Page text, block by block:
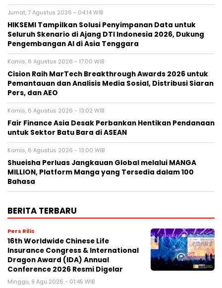
Jumat, 7 Agustus 2026 - 04:14 WIB
HIKSEMI Tampilkan Solusi Penyimpanan Data untuk
Seluruh Skenario di Ajang DTI Indonesia 2026, Dukung
Pengembangan AI di Asia Tenggara
Kamis, 6 Agustus 2026 - 17:00 WIB
Cision Raih MarTech Breakthrough Awards 2026 untuk
Pemantauan dan Analisis Media Sosial, Distribusi Siaran
Pers, dan AEO
Kamis, 6 Agustus 2026 - 13:02 WIB
Fair Finance Asia Desak Perbankan Hentikan Pendanaan
untuk Sektor Batu Bara di ASEAN
Kamis, 6 Agustus 2026 - 13:00 WIB
Shueisha Perluas Jangkauan Global melalui MANGA
MILLION, Platform Manga yang Tersedia dalam 100
Bahasa
BERITA TERBARU
Pers Rilis
16th Worldwide Chinese Life
Insurance Congress & International
Dragon Award (IDA) Annual
Conference 2026 Resmi Digelar
Minggu, 9 Agu 2026 - 01:45 WIB